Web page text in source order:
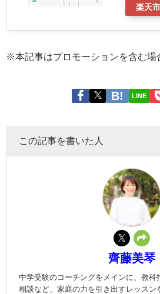
楽天
※本記事はプロモーションを含む場
LINE
この記事を書いた人
齊藤美琴
中学受験のコーチングをメインに、教科
相談など、家庭の力を引き出すレッス